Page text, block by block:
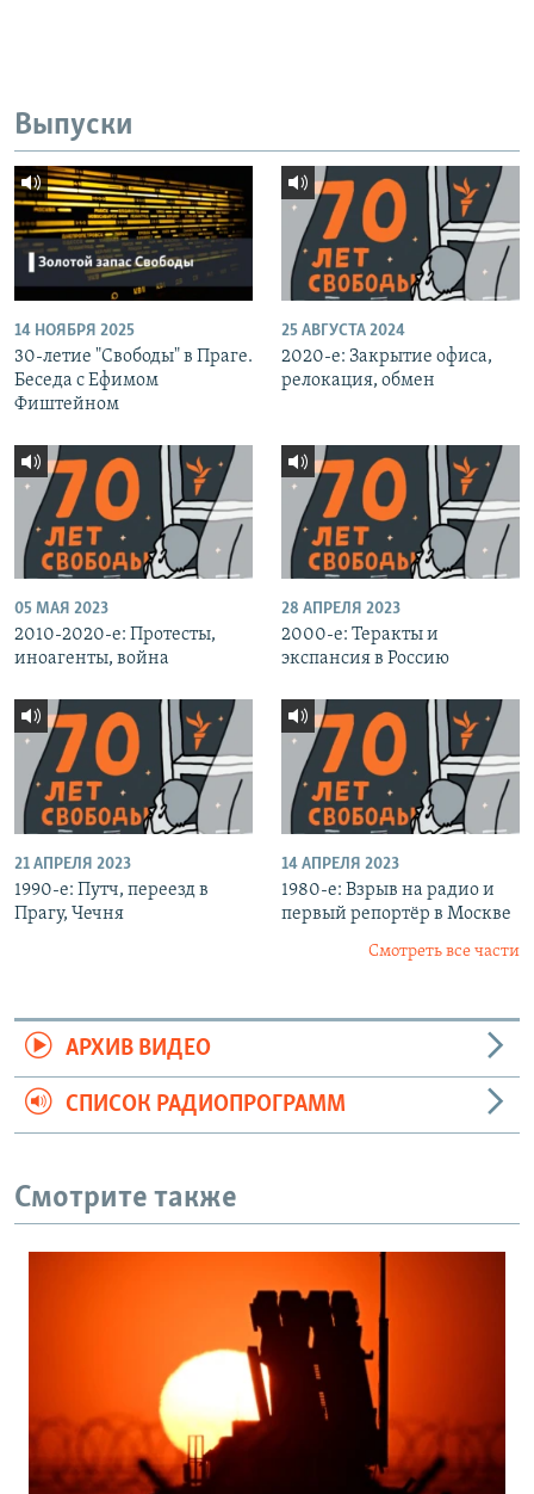
Выпуски
14 НОЯБРЯ 2025
30-летие "Свободы" в Праге.
Беседа с Ефимом
Фиштейном
25 АВГУСТА 2024
2020-е: Закрытие офиса,
релокация, обмен
05 МАЯ 2023
2010-2020-е: Протесты,
иноагенты, война
28 АПРЕЛЯ 2023
2000-е: Теракты и
экспансия в Россию
21 АПРЕЛЯ 2023
1990-е: Путч, переезд в
Прагу, Чечня
14 АПРЕЛЯ 2023
1980-е: Взрыв на радио и
первый репортёр в Москве
Смотреть все части
АРХИВ ВИДЕО
СПИСОК РАДИОПРОГРАММ
Смотрите также